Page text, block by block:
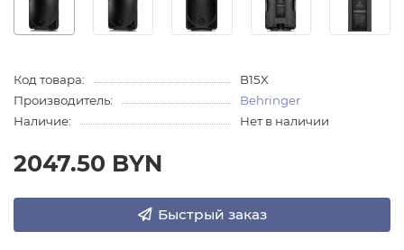
Код товара:
B15X
Производитель:
Behringer
Наличие:
Нет в наличии
2047.50 BYN
Быстрый заказ